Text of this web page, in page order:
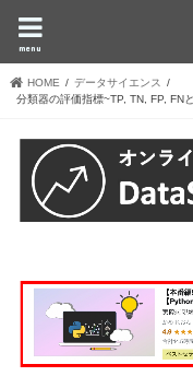
menu
HOME
データサイエンス
分類器の評価指標~TP, TN, FP, FN